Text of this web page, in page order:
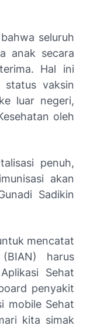
seluruh
anak secara
Hal ini
status vaksin
luar negeri,
oleh
penuh,
akan
Sadikin
mencatat
harus
Sehat
penyakit
mobile Sehat
kita simak